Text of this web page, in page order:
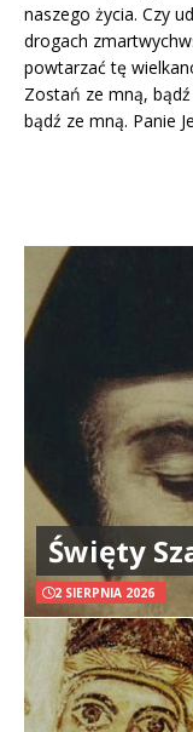
naszego życia. Czy
drogach
powtarzać tę
Zostań ze mną,
bądź ze mną. Panie
Święty
2 SIERPNIA 2026